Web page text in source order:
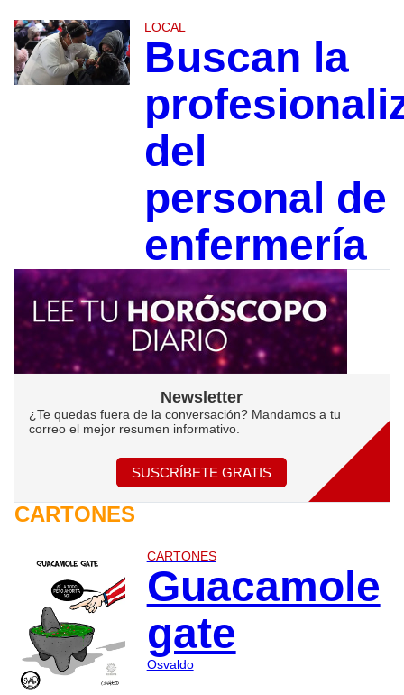
LOCAL
Buscan la
del
personal de
enfermería
Newsletter
¿Te quedas fuera de la conversación? Mandamos a tu
correo el mejor resumen informativo.
SUSCRÍBETE GRATIS
CARTONES
CARTONES
Guacamole
gate
Osvaldo